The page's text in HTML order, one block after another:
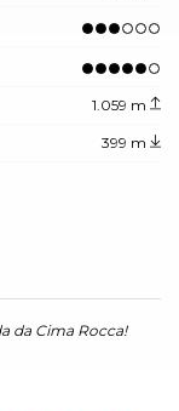
1.059 m
399 m
da Cima Rocca!